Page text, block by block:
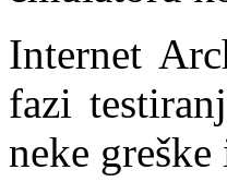
Internet
fazi
neke